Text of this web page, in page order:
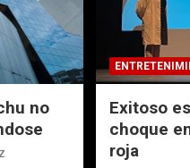
no
Exitoso
choque
roja